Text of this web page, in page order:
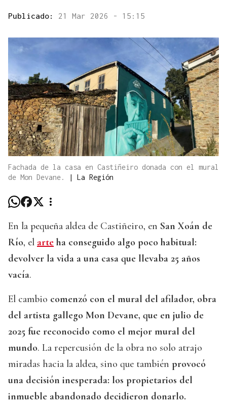
Publicado: 21 Mar 2026 - 15:15
Fachada de la casa en Castiñeiro donada con el mural
de Mon Devane.
| La Región
En la pequeña aldea de Castiñeiro, en San Xoán de
Río, el arte ha conseguido algo poco habitual:
devolver la vida a una casa que llevaba 25 años
vacía.
El cambio comenzó con el mural del afilador, obra
del artista gallego Mon Devane, que en julio de
2025 fue reconocido como el mejor mural del
mundo. La repercusión de la obra no solo atrajo
miradas hacia la aldea, sino que también provocó
una decisión inesperada: los propietarios del
inmueble abandonado decidieron donarlo.